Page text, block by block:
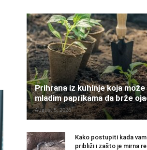
Prihrana iz kuhinje koja
mladim paprikama da brže
August 5, 2026
Kako postupiti kada
približi i zašto je mirna